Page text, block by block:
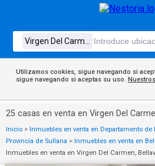
Utilizamos cookies, sigue navegando si
sigue navegando si aceptas su uso.
25 casas en venta en Virgen Del
Inicio > Inmuebles en venta en Departamento de
Provincia de Sullana > Inmuebles en venta en
Inmuebles en venta en Virgen Del Carmen,